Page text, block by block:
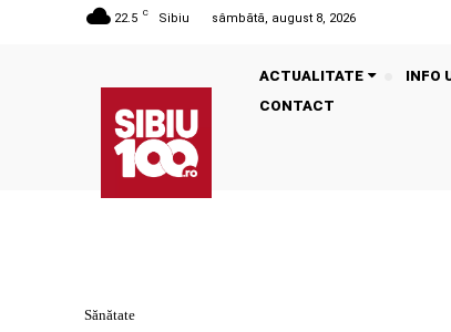
22.5 C Sibiu sâmbătă, august 8, 2026
ACTUALITATE INFO
CONTACT
Sănătate